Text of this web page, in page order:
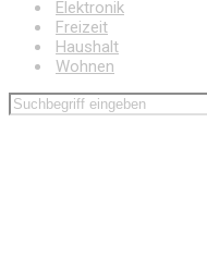
Elektronik
Freizeit
Haushalt
Wohnen